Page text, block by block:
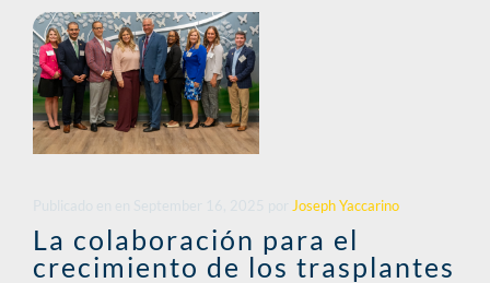
o
k
n
n
k
Joseph Yaccarino
La colaboración para el
crecimiento de los trasplantes